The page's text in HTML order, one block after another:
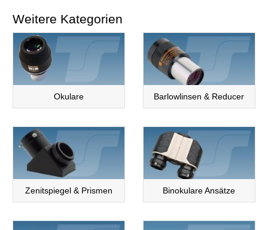
Weitere Kategorien
Okulare Barlowlinsen & Reducer
Zenitspiegel & Prismen Binokulare Ansätze